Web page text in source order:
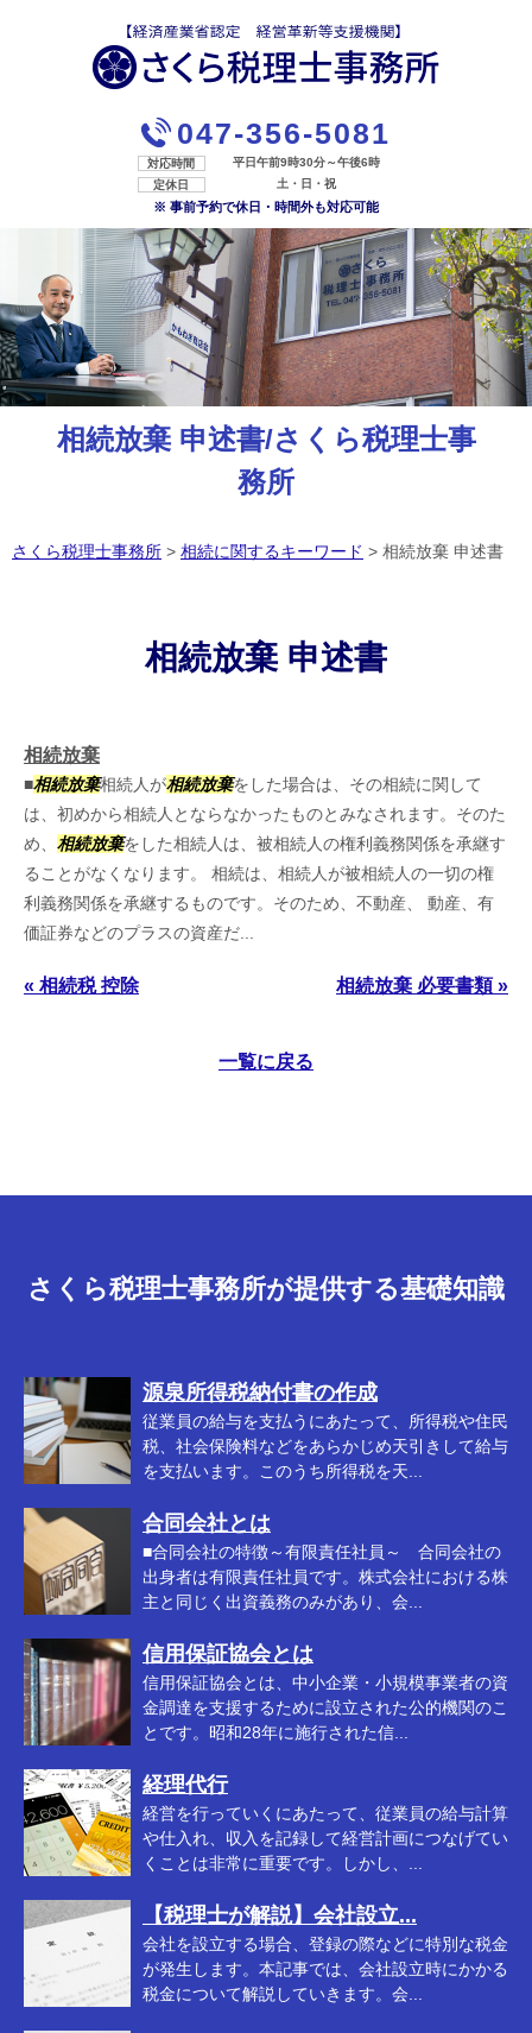
047-356-5081
対応時間
平日午前9時30分～午後6時
定休日
土・日・祝
※ 事前予約で休日・時間外も対応可能
相続放棄 申述書/さくら税理士事
務所
さくら税理士事務所 > 相続に関するキーワード > 相続放棄 申述書
相続放棄 申述書
相続放棄
■相続放棄相続人が相続放棄をした場合は、その相続に関して
は、初めから相続人とならなかったものとみなされます。そのた
め、 相続放棄をした相続人は、被相続人の権利義務関係を承継す
ることがなくなります。 相続は、相続人が被相続人の一切の権
利義務関係を承継するものです。そのため、不動産、 動産、有
価証券などのプラスの資産だ...
« 相続税 控除 相続放棄 必要書類 »
一覧に戻る
さくら税理士事務所が提供する基礎知識
源泉所得税納付書の作成
従業員の給与を支払うにあたって、所得税や住民
税、社会保険料などをあらかじめ天引きして給与
を支払います。このうち所得税を天...
合同会社とは
■合同会社の特徴～有限責任社員～ 合同会社の
出身者は有限責任社員です。株式会社における株
主と同じく出資義務のみがあり、会...
信用保証協会とは
信用保証協会とは、中小企業・小規模事業者の資
金調達を支援するために設立された公的機関のこ
とです。昭和28年に施行された信...
経理代行
経営を行っていくにあたって、従業員の給与計算
や仕入れ、収入を記録して経営計画につなげてい
くことは非常に重要です。しかし、...
【税理士が解説】会社設立...
会社を設立する場合、登録の際などに特別な税金
が発生します。本記事では、会社設立時にかかる
税金について解説していきます。会...